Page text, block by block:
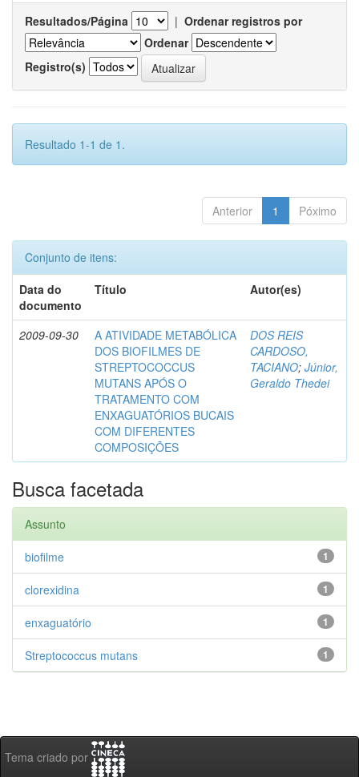
Resultados/Página | Ordenar registros por
Ordenar
Registro(s)
Resultado 1-1 de 1.
Anterior 1 Póximo
Conjunto de itens:
Data do
documento
Título Autor(es)
2009-09-30
A ATIVIDADE METABÓLICA
DOS BIOFILMES DE
STREPTOCOCCUS
MUTANS APÓS O
TRATAMENTO COM
ENXAGUATÓRIOS BUCAIS
COM DIFERENTES
COMPOSIÇÕES
DOS REIS
CARDOSO,
TACIANO; Júnior,
Geraldo Thedei
Busca facetada
Assunto
1
biofilme
1
clorexidina
1
enxaguatório
1
Streptococcus mutans
Tema criado por